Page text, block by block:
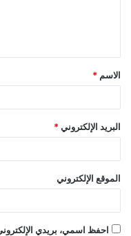
ق
*
الاسم *
البريد الإلكتروني *
الموقع الإلكتروني
احفظ اسمي، بريدي